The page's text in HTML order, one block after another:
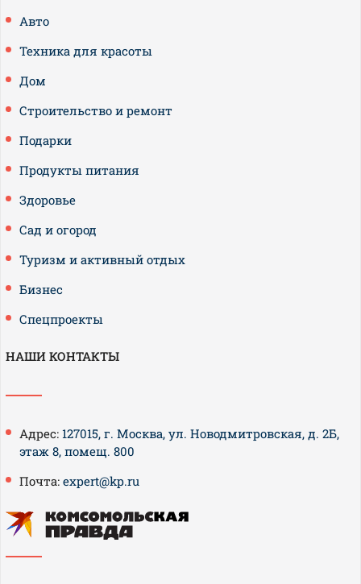
Авто
Техника для красоты
Дом
Строительство и ремонт
Подарки
Продукты питания
Здоровье
Сад и огород
Туризм и активный отдых
Бизнес
Спецпроекты
НАШИ КОНТАКТЫ
Адрес: 127015, г. Москва, ул. Новодмитровская, д. 2Б,
этаж 8, помещ. 800
Почта: expert@kp.ru